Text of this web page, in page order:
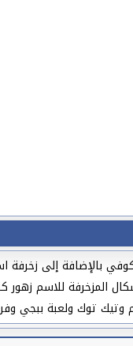
بالإضافة إلى زخرفة
المزخرفة للاسم
وتيك توك ولعبة ببجي